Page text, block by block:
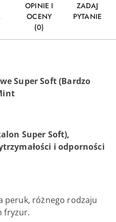
OPINIE I
OCENY
(0)
ZADAJ
PYTANIE
Super Soft (Bardzo
Super Soft),
i odporności
peruk, różnego rodzaju
fryzur.